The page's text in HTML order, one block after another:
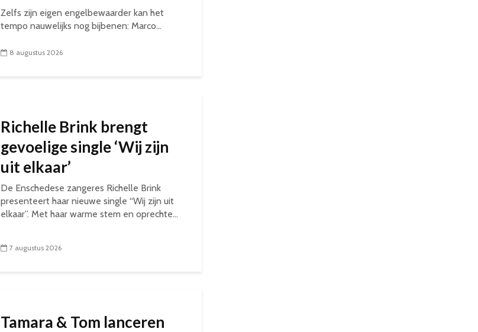
Zelfs zijn eigen engelbewaarder kan het
tempo nauwelijks nog bijbenen: Marco...
8 augustus 2026
Richelle Brink brengt
gevoelige single ‘Wij zijn
uit elkaar’
De Enschedese zangeres Richelle Brink
presenteert haar nieuwe single “Wij zijn uit
elkaar”. Met haar warme stem en oprechte...
7 augustus 2026
Tamara & Tom lanceren